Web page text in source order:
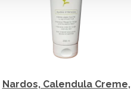
Nardos, Calendula Creme,